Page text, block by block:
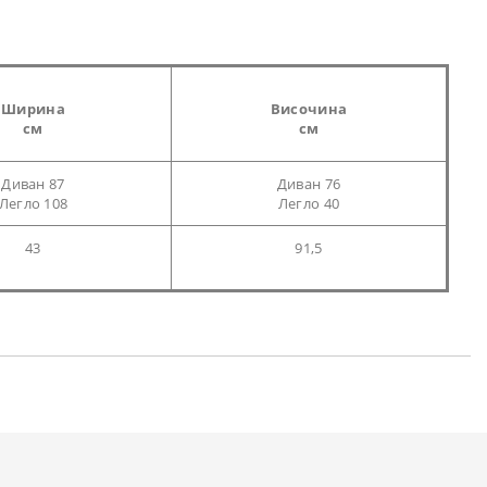
Ширина
см
Височина
см
Диван 87
Легло 108
Диван 76
Легло 40
43 91,5